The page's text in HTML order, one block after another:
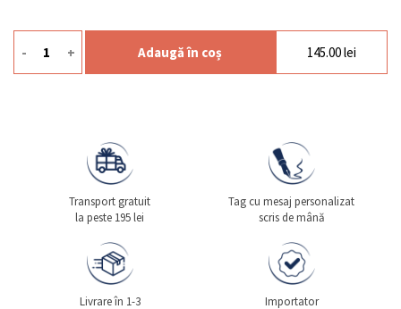
Cantitate Gift M1 School
- + Adaugă în coș 145.00lei
Transport gratuit
la peste 195 lei
Tag cu mesaj personalizat
scris de mână
Livrare în 1-3
Importator